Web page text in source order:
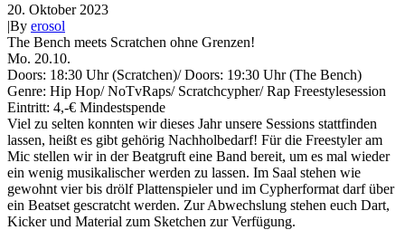
20. Oktober 2023
|By erosol
The Bench meets Scratchen ohne Grenzen!
Mo. 20.10.
Doors: 18:30 Uhr (Scratchen)/ Doors: 19:30 Uhr (The Bench)
Genre: Hip Hop/ NoTvRaps/ Scratchcypher/ Rap Freestylesession
Eintritt: 4,-€ Mindestspende
Viel zu selten konnten wir dieses Jahr unsere Sessions stattfinden
lassen, heißt es gibt gehörig Nachholbedarf! Für die Freestyler am
Mic stellen wir in der Beatgruft eine Band bereit, um es mal wieder
ein wenig musikalischer werden zu lassen. Im Saal stehen wie
gewohnt vier bis drölf Plattenspieler und im Cypherformat darf über
ein Beatset gescratcht werden. Zur Abwechslung stehen euch Dart,
Kicker und Material zum Sketchen zur Verfügung.